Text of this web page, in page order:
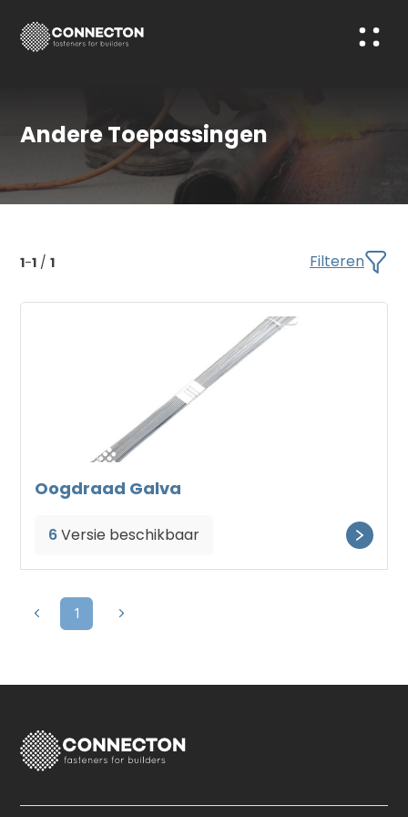
Andere Toepassingen
1-1 / 1 Filteren
Oogdraad Galva
6Versie beschikbaar
1